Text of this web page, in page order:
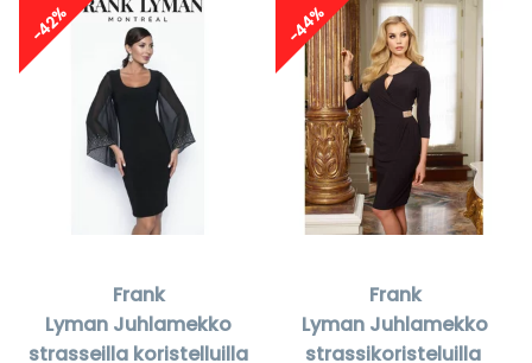
-42%
Frank
Lyman Juhlamekko
strasseilla koristelluilla
-44%
Frank
Lyman Juhlamekko
strassikoristeluilla